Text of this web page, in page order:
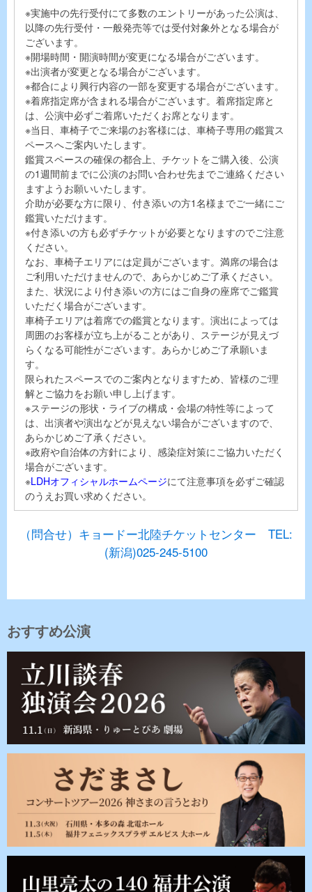
※実施中の先行受付にて多数のエントリーがあった公演は、
以降の先行受付・一般発売等では受付対象外となる場合が
ございます。
※開場時間・開演時間が変更になる場合がございます。
※出演者が変更となる場合がございます。
※都合により興行内容の一部を変更する場合がございます。
※着席指定席が含まれる場合がございます。着席指定席と
は、公演中必ずご着席いただくお席となります。
※当日、車椅子でご来場のお客様には、車椅子専用の鑑賞ス
ペースへご案内いたします。
鑑賞スペースの確保の都合上、チケットをご購入後、公演
の1週間前までに公演のお問い合わせ先までご連絡ください
ますようお願いいたします。
介助が必要な方に限り、付き添いの方1名様までご一緒にご
鑑賞いただけます。
※付き添いの方も必ずチケットが必要となりますのでご注意
ください。
なお、車椅子エリアには定員がございます。満席の場合は
ご利用いただけませんので、あらかじめご了承ください。
また、状況により付き添いの方にはご自身の座席でご鑑賞
いただく場合がございます。
車椅子エリアは着席での鑑賞となります。演出によっては
周囲のお客様が立ち上がることがあり、ステージが見えづ
らくなる可能性がございます。あらかじめご了承願いま
す。
限られたスペースでのご案内となりますため、皆様のご理
解とご協力をお願い申し上げます。
※ステージの形状・ライブの構成・会場の特性等によって
は、出演者や演出などが見えない場合がございますので、
あらかじめご了承ください。
※政府や自治体の方針により、感染症対策にご協力いただく
場合がございます。
※LDHオフィシャルホームページにて注意事項を必ずご確認
のうえお買い求めください。
（問合せ）キョードー北陸チケットセンター TEL:
(新潟)025-245-5100
おすすめ公演